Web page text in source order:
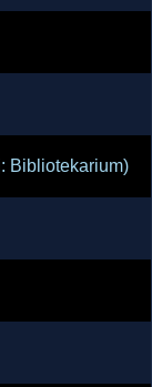
Bibliotekarium)